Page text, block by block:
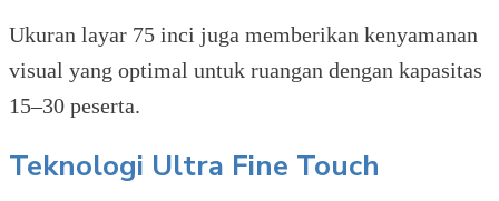
Ukuran layar 75 inci juga memberikan kenyamanan
visual yang optimal untuk ruangan dengan kapasitas
15–30 peserta.
Teknologi Ultra Fine Touch